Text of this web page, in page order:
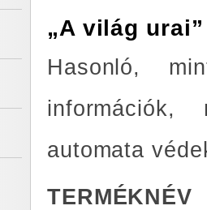
„A világ
Hasonló,
automata